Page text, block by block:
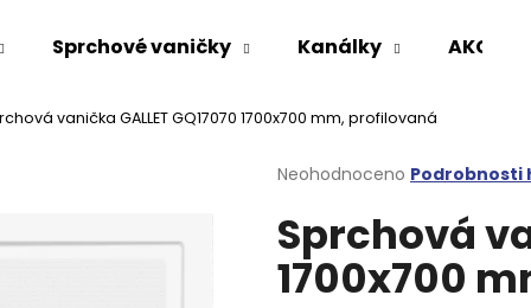
Sprchové vaničky Kanálky AKCE %
vanička GALLET GQ17070 1700x700 mm, profilovaná
Průměrné
produktu
je
0,0
Neohodnoceno Podrobnosti
Sprchová
1700x700
Co potřebujete najít?
HLEDAT